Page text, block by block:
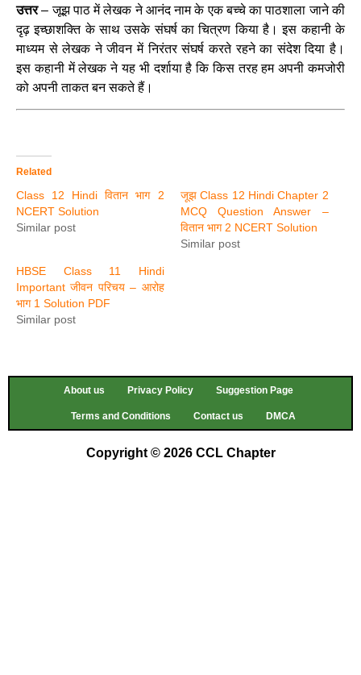
उत्तर– जूझ पाठ में लेखक ने आनंद नाम के एक बच्चे का पाठशाला जाने की
दृढ़ इच्छाशक्ति के साथ उसके संघर्ष का चित्रण किया है। इस कहानी के
माध्यम से लेखक ने जीवन में निरंतर संघर्ष करते रहने का संदेश दिया है।
इस कहानी में लेखक ने यह भी दर्शाया है कि किस तरह हम अपनी कमजोरी
को अपनी ताकत बन सकते हैं।
Related
Class 12 Hindi वितान भाग 2
NCERT Solution
Similar post
जूझ Class 12 Hindi Chapter 2
MCQ Question Answer –
वितान भाग 2 NCERT Solution
Similar post
HBSE Class 11 Hindi
Important जीवन परिचय – आरोह
भाग 1 Solution PDF
Similar post
About us Privacy Policy Suggestion Page
Terms and Conditions Contact us DMCA
Copyright © 2026 CCL Chapter